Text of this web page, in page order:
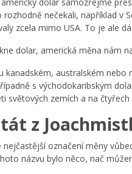
nečekali, například v
zcela mimo USA. To je ale
dolar, americká měna nám
kanadském, australském
s východokaribským
světových zemích a na
z
označení měny
názvu bylo něco, nač